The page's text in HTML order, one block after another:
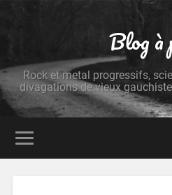
Blog
Rock et metal progressifs,
divagations de vieux